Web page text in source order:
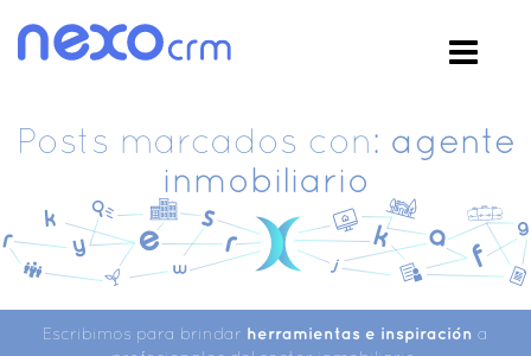
Posts marcados con: agente
inmobiliario
Escribimos para brindar herramientas e inspiración a